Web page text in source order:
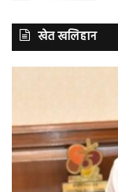
खेत खलिहान